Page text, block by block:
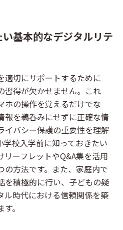
基本的なデジタルリテ
切にサポートするために
習得が欠かせません。これ
ホの操作を覚えるだけでな
報を鵜呑みにせずに正確な情
イバシー保護の重要性を理解
学校入学前に知っておきたい
リーフレットやQ&A集を活用
の方法です。また、家庭内で
を積極的に行い、子どもの疑
ル時代における信頼関係を築
。